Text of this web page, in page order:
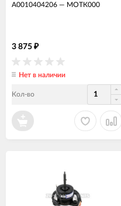
A0010404206 — МОТК000
3 875 ₽
Нет в наличии
Кол-во